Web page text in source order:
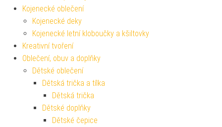
Kojenecké oblečení
Kojenecké deky
Kojenecké letní kloboučky a kšiltovky
Kreativní tvoření
Oblečení, obuv a doplňky
Dětské oblečení
Dětská trička a tílka
Dětská trička
Dětské doplňky
Dětské čepice